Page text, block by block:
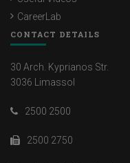
CareerLab
CONTACT DETAILS
30 Arch. Kyprianos Str.
3036 Limassol
2500 2500
2500 2750